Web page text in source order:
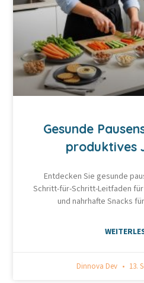
Gesunde
produktives
Entdecken Sie gesunde
Schritt-für-Schritt-Leitfaden
und nahrhafte Snacks
Dinnova Dev 13.